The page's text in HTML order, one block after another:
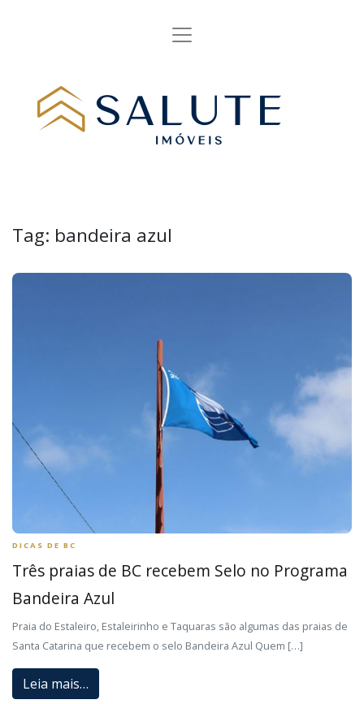
Tag: bandeira azul
DICAS DE BC
Três praias de BC recebem Selo no Programa
Bandeira Azul
Praia do Estaleiro, Estaleirinho e Taquaras são algumas das praias de
Santa Catarina que recebem o selo Bandeira Azul Quem […]
Leia mais…